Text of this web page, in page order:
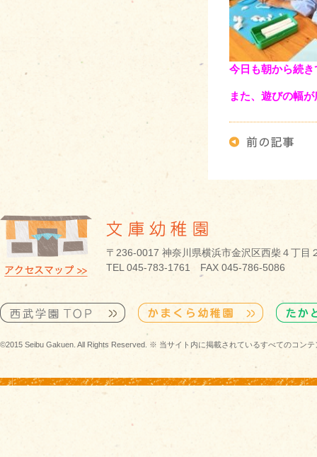
今日も朝から続
また、遊びの幅
〒236-0017 神奈川県横浜市金沢区西柴４丁
TEL 045-783-1761 FAX 045-786-5086
©2015 Seibu Gakuen. All Rights Reserved. ※ 当サイト内に掲載されているすべてのコン